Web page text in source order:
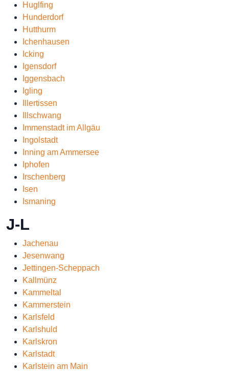
Huglfing
Hunderdorf
Hutthurm
Ichenhausen
Icking
Igensdorf
Iggensbach
Igling
Illertissen
Illschwang
Immenstadt im Allgäu
Ingolstadt
Inning am Ammersee
Iphofen
Irschenberg
Isen
Ismaning
J-L
Jachenau
Jesenwang
Jettingen-Scheppach
Kallmünz
Kammeltal
Kammerstein
Karlsfeld
Karlshuld
Karlskron
Karlstadt
Karlstein am Main